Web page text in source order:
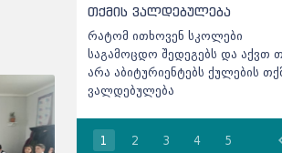
1 2 3 4 5
და აქვთ თუ
ქულების თქმის
აკრედიტაცია
NAEC აბიტურიენტთა
შეტანილ ცვლილებებს
აქვეყნებს -
SMS-ები ეგზავნებათ